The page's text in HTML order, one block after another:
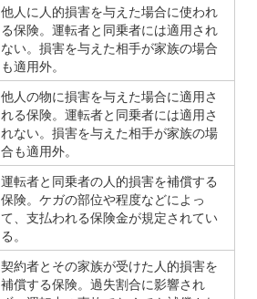
他人に人的損害を与えた場合に使われ
る保険。運転者と同乗者には適用され
ない。損害を与えた相手が家族の場合
も適用外。
他人の物に損害を与えた場合に適用さ
れる保険。運転者と同乗者には適用さ
れない。損害を与えた相手が家族の場
合も適用外。
運転者と同乗者の人的損害を補償する
保険。ケガの部位や程度などによっ
て、支払われる保険金が規定されてい
る。
契約者とその家族が受けた人的損害を
補償する保険。過失割合に影響され